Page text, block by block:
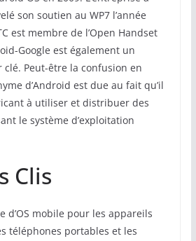
son soutien au WP7 l’année
est membre de l’Open Handset
Google est également un
Peut-être la confusion en
d’Android est due au fait qu’il
à utiliser et distribuer des
le système d’exploitation
Clis
d’OS mobile pour les appareils
téléphones portables et les